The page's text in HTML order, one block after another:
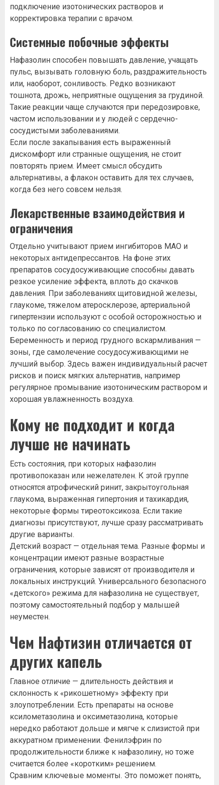
подключение изотонических растворов и
корректировка терапии с врачом.
Системные побочные эффекты
Нафазолин способен повышать давление, учащать
пульс, вызывать головную боль, раздражительность
или, наоборот, сонливость. Редко возникают
тошнота, дрожь, неприятные ощущения за грудиной.
Такие реакции чаще случаются при передозировке,
частом использовании и у людей с сердечно-
сосудистыми заболеваниями.
Если после закапывания есть выраженный
дискомфорт или странные ощущения, не стоит
повторять прием. Имеет смысл обсудить
альтернативы, а флакон оставить для тех случаев,
когда без него совсем нельзя.
Лекарственные взаимодействия и
ограничения
Отдельно учитывают прием ингибиторов МАО и
некоторых антидепрессантов. На фоне этих
препаратов сосудосуживающие способны давать
резкое усиление эффекта, вплоть до скачков
давления. При заболеваниях щитовидной железы,
глаукоме, тяжелом атеросклерозе, артериальной
гипертензии используют с особой осторожностью и
только по согласованию со специалистом.
Беременность и период грудного вскармливания —
зоны, где самолечение сосудосуживающими не
лучший выбор. Здесь важен индивидуальный расчет
рисков и поиск мягких альтернатив, например
регулярное промывание изотоническим раствором и
хорошая увлажненность воздуха.
Кому не подходит и когда
лучше не начинать
Есть состояния, при которых нафазолин
противопоказан или нежелателен. К этой группе
относятся атрофический ринит, закрытоугольная
глаукома, выраженная гипертония и тахикардия,
некоторые формы тиреотоксикоза. Если такие
диагнозы присутствуют, лучше сразу рассматривать
другие варианты.
Детский возраст — отдельная тема. Разные формы и
концентрации имеют разные возрастные
ограничения, которые зависят от производителя и
локальных инструкций. Универсального безопасного
«детского» режима для нафазолина не существует,
поэтому самостоятельный подбор у малышей
неуместен.
Чем Нафтизин отличается от
других капель
Главное отличие — длительность действия и
склонность к «рикошетному» эффекту при
злоупотреблении. Есть препараты на основе
ксилометазолина и оксиметазолина, которые
нередко работают дольше и мягче к слизистой при
аккуратном применении. Фенилэфрин по
продолжительности ближе к нафазолину, но тоже
считается более «коротким» решением.
Сравним ключевые моменты. Это поможет понять,